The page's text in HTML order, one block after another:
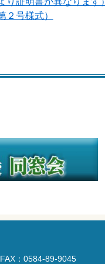
号様式）
：0584-89-9045